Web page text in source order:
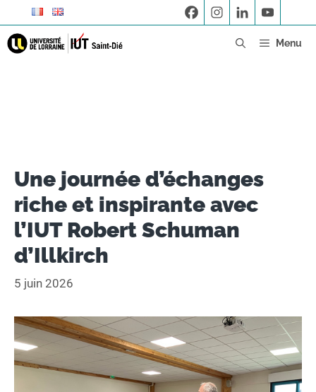
Menu
Une journée d’échanges
riche et inspirante avec
l’IUT Robert Schuman
d’Illkirch
5 juin 2026